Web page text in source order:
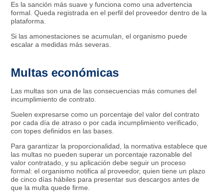
Es la sanción más suave y funciona como una advertencia
formal. Queda registrada en el perfil del proveedor dentro de la
plataforma.
Si las amonestaciones se acumulan, el organismo puede
escalar a medidas más severas.
Multas económicas
Las multas son una de las consecuencias más comunes del
incumplimiento de contrato.
Suelen expresarse como un porcentaje del valor del contrato
por cada día de atraso o por cada incumplimiento verificado,
con topes definidos en las bases.
Para garantizar la proporcionalidad, la normativa establece que
las multas no pueden superar un porcentaje razonable del
valor contratado, y su aplicación debe seguir un proceso
formal: el organismo notifica al proveedor, quien tiene un plazo
de cinco días hábiles para presentar sus descargos antes de
que la multa quede firme.